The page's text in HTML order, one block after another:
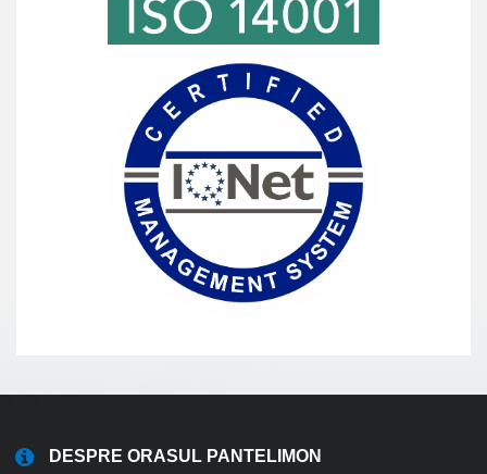
DESPRE ORASUL PANTELIMON